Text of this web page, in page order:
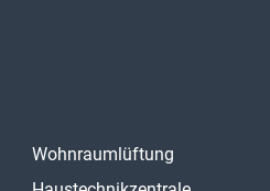
Wohnraumlüftung